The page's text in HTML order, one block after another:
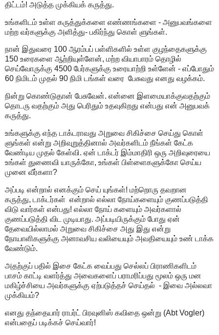
திட்டம்! அடுத்த முக்கியக் கருத்து.
உங்களிடம் உள்ள கருத்துக்களை எண்ணங்களை - அனுபவங்களை
மற்ற வர்களுக்கு அளித்து- பகிர்ந்து கொள் ளுங்கள்.
நான் இதுவரை 100 ஆரம்பப் பள்ளிகளில் உள்ள குழந்தைகளுக்கு
150 உரைகளை ஆற்றியுள்ளேன், மற்ற வியாபாரம் தொழில்
செய்வோருக்கு 4500 பேர்களுக்கு உரையாற்றி உள்ளேன் - எப்போதும்
60 நிமிடம் முதல் 90 நிமி டங்கள் வரை பேசுவது எனது வழக்கம்.
நின்று கொண்டுதான் பேசுவேன். என்னை இளமையாக்குவதற்கும்
தொடரு வதற்கும் அது பெரிதும் உதவுகிறது என்பது என் அனுபவக்
கருத்து.
உங்களுக்கு எந்த டாக்டராவது அறுவை சிகிச்சை செய்து கொள்
ளுங்கள் என்று அறிவுறுத்தினால் அவர்களிடம் நீங்கள் கேட்க
வேண்டிய முதல் கேள்வி. ஏன் டாக்டர் இம்மாதிரி ஒரு அறிவுரையை
உங்கள் துணைவி யாருக்கோ, உங்கள் பிள்ளைகளுக்கோ செய்ய
முனை வீர்களா?
அப்படி என்றால் எனக்கும் செய் யுங்கள்! மற்றொரு தவறான
கருத்து, டாக்டர்கள் என்றால் எல்லா நோய்களையும் குணப்படுத்தி
விடு வார்கள் என்பது! எல்லா நோய் களையும் அவர்களால்
குணப்படுத்தி விட முடியாது. அப்படியிருக்கும் போது ஏன்
தேவையில்லாமல் அறுவை சிகிச்சை அது இது என்று
நோயாளிகளுக்கு அனாவசிய வலியையும் அவதியையும் உண் டாக்க
வேண்டும்.
அதற்குப் பதில் இசை கேட்க வைப்பது செல்லப் பிராணிகளிடம்
பாசம் காட்டி வளர்த்து அவைகளைப் பராமரிப்பது மூலம் ஒரு மன
மகிழ்ச்சியை அவர்களுக்கு ஏற்படுத்தச் செய்தல் - இவை அல்லவா
முக்கியம்?
எனது தந்தையார் ராபர்ட் பிரவுனிஸ் கவிதை ஒன்று (Abt Vogler)
என்பதைப் படிக்கச் செய்வார்!